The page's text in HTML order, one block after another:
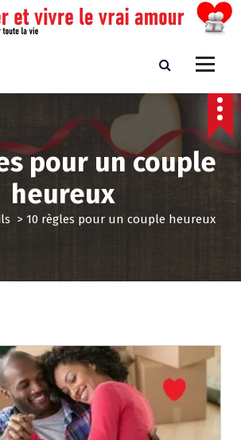
vivre le vrai amour
pour un couple
heureux
> 10 règles pour un couple heureux